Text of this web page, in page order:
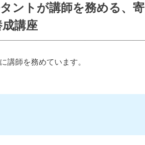
ントが講師を務める、寄
講座
師を務めています。